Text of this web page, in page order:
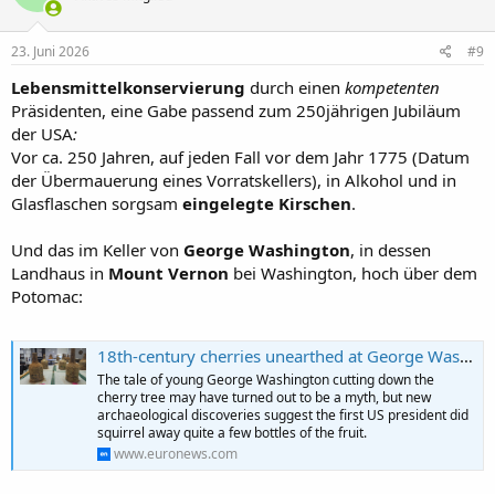
23. Juni 2026 #9
Lebensmittelkonservierung durch einen kompetenten
Präsidenten, eine Gabe passend zum 250jährigen Jubiläum
der USA:
Vor ca. 250 Jahren, auf jeden Fall vor dem Jahr 1775 (Datum
der Übermauerung eines Vorratskellers), in Alkohol und in
Glasflaschen sorgsam eingelegte Kirschen.
Und das im Keller von George Washington, in dessen
Landhaus in Mount Vernon bei Washington, hoch über dem
Potomac:
18th-century cherries unearthed at George Washington’s Mount Vernon
The tale of young George Washington cutting down the
cherry tree may have turned out to be a myth, but new
archaeological discoveries suggest the first US president did
squirrel away quite a few bottles of the fruit.
www.euronews.com